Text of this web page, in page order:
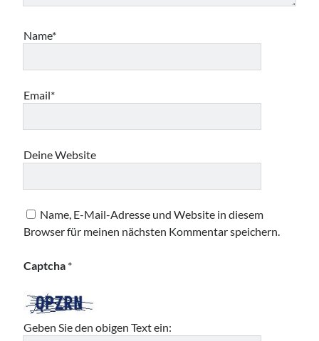
Name*
Email*
Deine Website
Name, E-Mail-Adresse und Website in diesem
Browser für meinen nächsten Kommentar speichern.
Captcha *
Geben Sie den obigen Text ein: